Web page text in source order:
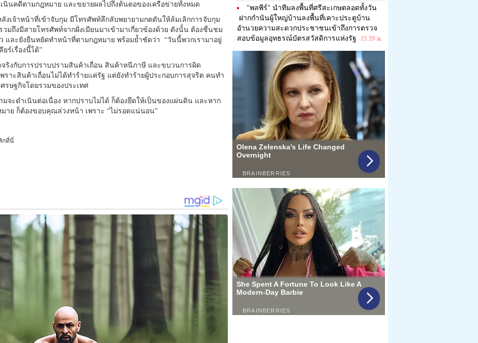
นินคดีตามกฎหมาย และขยายผลไปถึงต้นตอของเครือข่ายทั้งหมด
งเจ้าหน้าที่เข้าจับกุม มีโทรศัพท์ลึกลับพยายามกดดันให้ล้มเลิกการจับกุม
มถึงมีสายโทรศัพท์จากฝั่งเมียนมาเข้ามาเกี่ยวข้องด้วย ดังนั้น ต้องชื่นชม
และยังยืนหยัดทำหน้าที่ตามกฎหมาย พร้อมย้ำชัดว่า “วันนี้พวกเรามาอยู่
ร์เรื่องนี้ได้”
ริงกับการปราบปรามสินค้าเถื่อน สินค้าหนีภาษี และขบวนการผิด
ราะสินค้าเถื่อนไม่ได้ทำร้ายแค่รัฐ แต่ยังทำร้ายผู้ประกอบการสุจริต คนทำ
รษฐกิจโดยรวมของประเทศ
จะดำเนินต่อเนื่อง หากปราบไม่ได้ ก็ต้องยึดให้เป็นของแผ่นดิน และหาก
าย ก็ต้องขอบคุณล่วงหน้า เพราะ “ไม่รอดแน่นอน”
กที่นี่
"พลพีร์" นำทีมลงพื้นที่ศรีสะเกษตลอดทั้งวัน
ฝากกำนันผู้ใหญ่บ้านลงพื้นที่เคาะประตูบ้าน
อำนวยความสะดวกประชาชนเข้าถึงการตรวจ
สอบข้อมูลอุทธรณ์บัตรสวัสดิการแห่งรัฐ
15:59 น.